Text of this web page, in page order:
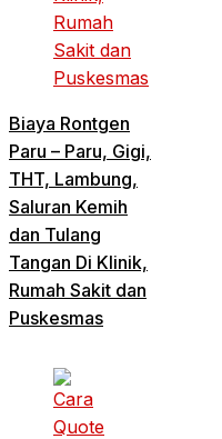
Biaya Rontgen
Paru – Paru, Gigi,
THT, Lambung,
Saluran Kemih
dan Tulang
Tangan Di Klinik,
Rumah Sakit dan
Puskesmas